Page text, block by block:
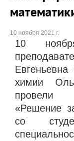
10 ноября 2021 г.
10
химии
провели
«Решение
со